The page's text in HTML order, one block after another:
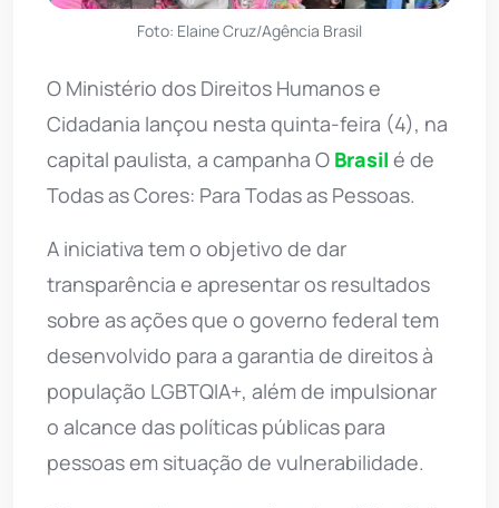
Foto: Elaine Cruz/Agência Brasil
O Ministério dos Direitos Humanos e
Cidadania lançou nesta quinta-feira (4), na
capital paulista, a campanha O Brasil é de
Todas as Cores: Para Todas as Pessoas.
A iniciativa tem o objetivo de dar
transparência e apresentar os resultados
sobre as ações que o governo federal tem
desenvolvido para a garantia de direitos à
população LGBTQIA+, além de impulsionar
o alcance das políticas públicas para
pessoas em situação de vulnerabilidade.